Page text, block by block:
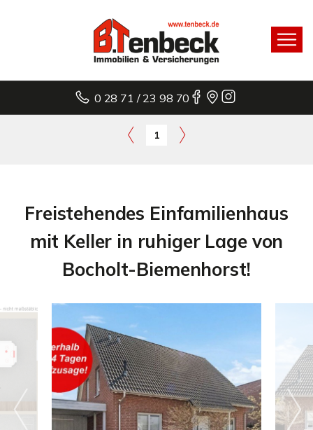
0 28 71 / 23 98 70
1
Freistehendes Einfamilienhaus
mit Keller in ruhiger Lage von
Bocholt-Biemenhorst!